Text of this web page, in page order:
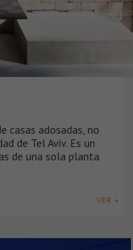
casas adosadas, no
de Tel Aviv. Es un
de una sola planta
VER +